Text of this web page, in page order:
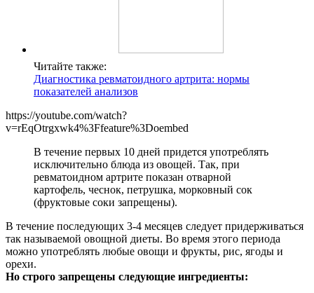
Читайте также:
Диагностика ревматоидного артрита: нормы
показателей анализов
https://youtube.com/watch?
v=rEqOtrgxwk4%3Ffeature%3Doembed
В течение первых 10 дней придется употреблять
исключительно блюда из овощей. Так, при
ревматоидном артрите показан отварной
картофель, чеснок, петрушка, морковный сок
(фруктовые соки запрещены).
В течение последующих 3-4 месяцев следует придерживаться
так называемой овощной диеты. Во время этого периода
можно употреблять любые овощи и фрукты, рис, ягоды и
орехи.
Но строго запрещены следующие ингредиенты: